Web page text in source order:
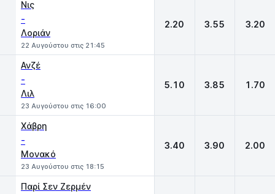
Νις
-
Λοριάν
22 Αυγούστου στις 21:45
2.20 3.55 3.20
Ανζέ
-
Λιλ
23 Αυγούστου στις 16:00
5.10 3.85 1.70
Χάβρη
-
Μονακό
23 Αυγούστου στις 18:15
3.40 3.90 2.00
Παρί Σεν Ζερμέν